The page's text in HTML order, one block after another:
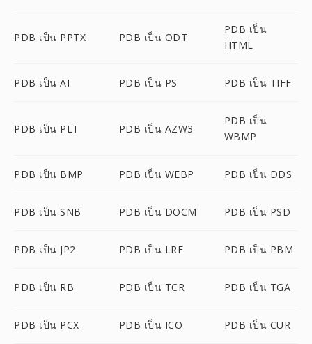
PDB เป็น PPTX PDB เป็น ODT
PDB เป็น
HTML
PDB เป็น AI PDB เป็น PS PDB เป็น TIFF
PDB เป็น PLT PDB เป็น AZW3
PDB เป็น
WBMP
PDB เป็น BMP PDB เป็น WEBP PDB เป็น DDS
PDB เป็น SNB PDB เป็น DOCM PDB เป็น PSD
PDB เป็น JP2 PDB เป็น LRF PDB เป็น PBM
PDB เป็น RB PDB เป็น TCR PDB เป็น TGA
PDB เป็น PCX PDB เป็น ICO PDB เป็น CUR